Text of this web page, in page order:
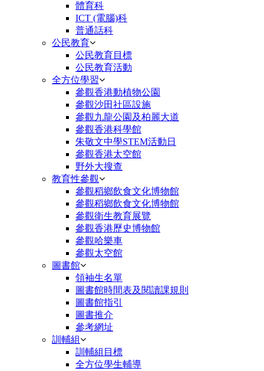
體育科
ICT (電腦)科
普通話科
公民教育
公民教育目標
公民教育活動
全方位學習
參觀香港動植物公園
參觀沙田社區設施
參觀九龍公園及柏麗大道
參觀香港科學館
朱敬文中學STEM活動日
參觀香港太空館
野外大搜查
教育性參觀
參觀稻鄉飲食文化博物館
參觀稻鄉飲食文化博物館
參觀衛生教育展覽
參觀香港歷史博物館
參觀哈樂車
參觀太空館
圖書館
領袖生名單
圖書館時間表及閱讀課規則
圖書館指引
圖書推介
參考網址
訓輔組
訓輔組目標
全方位學生輔導